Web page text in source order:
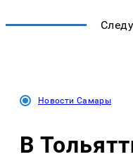
Новости Самары
В